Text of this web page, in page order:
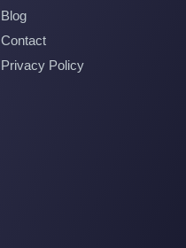
Blog
Contact
Privacy Policy